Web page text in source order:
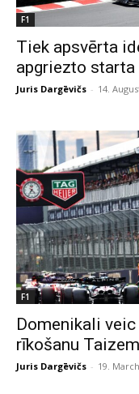
F1
Tiek apsvērta
apgriezto starta
Juris Dargēvičs - 14.
F1
Domenikali
rīkošanu
Juris Dargēvičs - 19.